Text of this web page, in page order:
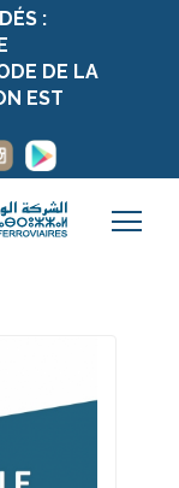
:
DE LA
EST